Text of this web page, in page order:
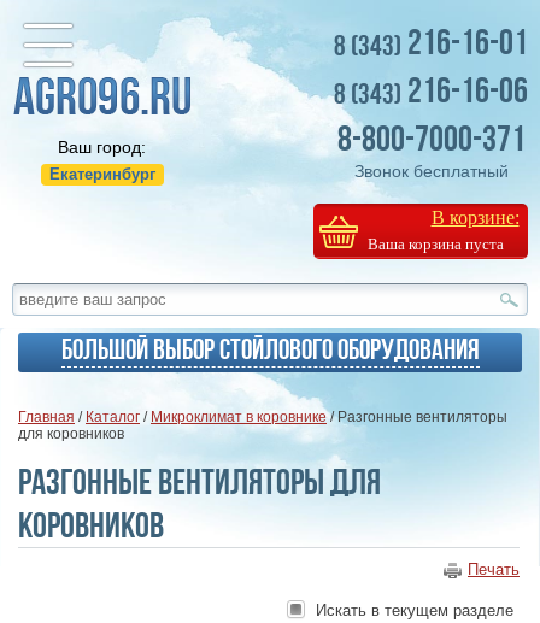
Ваш город:
Екатеринбург
8 (343) 216-16-01
8 (343) 216-16-06
8-800-7000-371
Звонок бесплатный
В корзине:
Ваша корзина пуста
Большой выбор стойлового оборудования
Главная / Каталог / Микроклимат в коровнике/ Разгонные вентиляторы
для коровников
Разгонные вентиляторы для
коровников
Печать
Искать в текущем разделе